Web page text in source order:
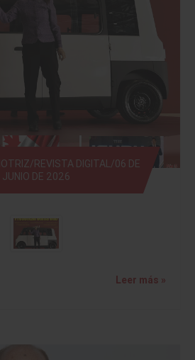
REVISTA DIGITAL/06 DE
JUNIO DE 2026
Leer más »